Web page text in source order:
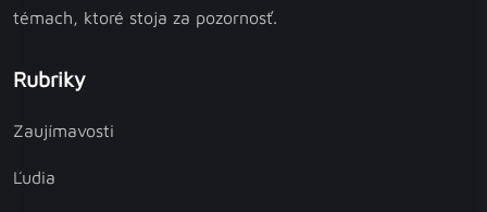
témach, ktoré stoja za pozornosť.
Rubriky
Zaujímavosti
Ľudia